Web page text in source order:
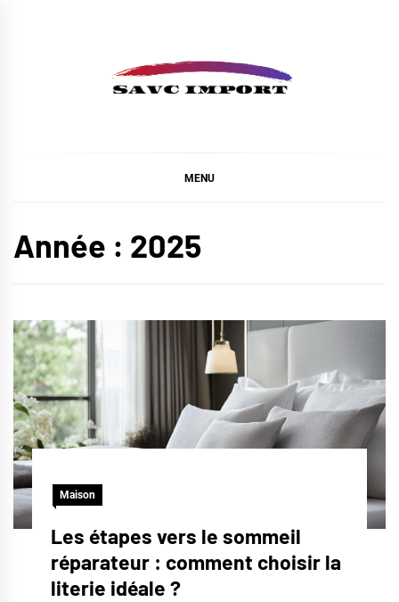
MENU
Année : 2025
Maison
Les étapes vers le sommeil
réparateur : comment choisir la
literie idéale ?